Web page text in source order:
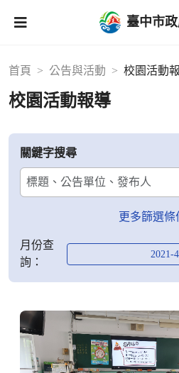
臺中市
首頁 公告與活動 校園活動
校園活動報導
關鍵字搜尋
更多篩選條
月份查
詢：
2021-4